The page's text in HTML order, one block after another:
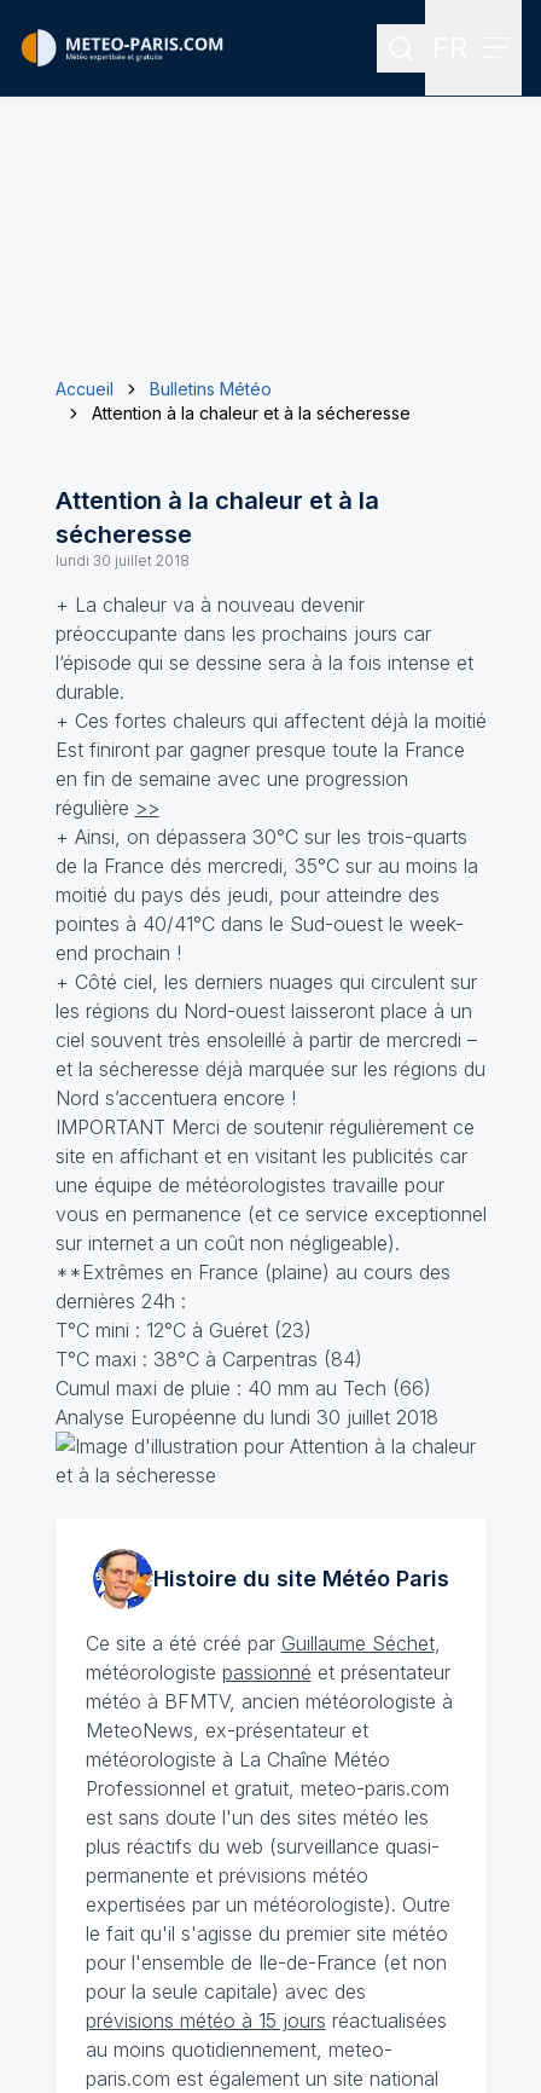
Rechercher
Accueil
Bulletins Météo
Attention à la chaleur et à la sécheresse
Attention à la chaleur et à la
sécheresse
lundi 30 juillet 2018
+ La chaleur va à nouveau devenir
préoccupante dans les prochains jours car
l‘épisode qui se dessine sera à la fois intense et
durable.
+ Ces fortes chaleurs qui affectent déjà la moitié
Est finiront par gagner presque toute la France
en fin de semaine avec une progression
régulière >>
+ Ainsi, on dépassera 30°C sur les trois-quarts
de la France dés mercredi, 35°C sur au moins la
moitié du pays dés jeudi, pour atteindre des
pointes à 40/41°C dans le Sud-ouest le week-
end prochain !
+ Côté ciel, les derniers nuages qui circulent sur
les régions du Nord-ouest laisseront place à un
ciel souvent très ensoleillé à partir de mercredi –
et la sécheresse déjà marquée sur les régions du
Nord s’accentuera encore !
IMPORTANT Merci de soutenir régulièrement ce
site en affichant et en visitant les publicités car
une équipe de météorologistes travaille pour
vous en permanence (et ce service exceptionnel
sur internet a un coût non négligeable).
**Extrêmes en France (plaine) au cours des
dernières 24h :
T°C mini : 12°C à Guéret (23)
T°C maxi : 38°C à Carpentras (84)
Cumul maxi de pluie : 40 mm au Tech (66)
Analyse Européenne du lundi 30 juillet 2018
Histoire du site MétéoParis
Ce site a été créé par Guillaume Séchet,
météorologiste passionné et présentateur
météo à BFMTV, ancien météorologiste à
MeteoNews, ex-présentateur et
météorologiste à La Chaîne Météo
Professionnel et gratuit, meteo-paris.com
est sans doute l'un des sites météo les
plus réactifs du web (surveillance quasi-
permanente et prévisions météo
expertisées par un météorologiste). Outre
le fait qu'il s'agisse du premier site météo
pour l'ensemble de Ile-de-France (et non
pour la seule capitale) avec des
prévisions météo à 15 jours réactualisées
au moins quotidiennement, meteo-
paris.com est également un site national